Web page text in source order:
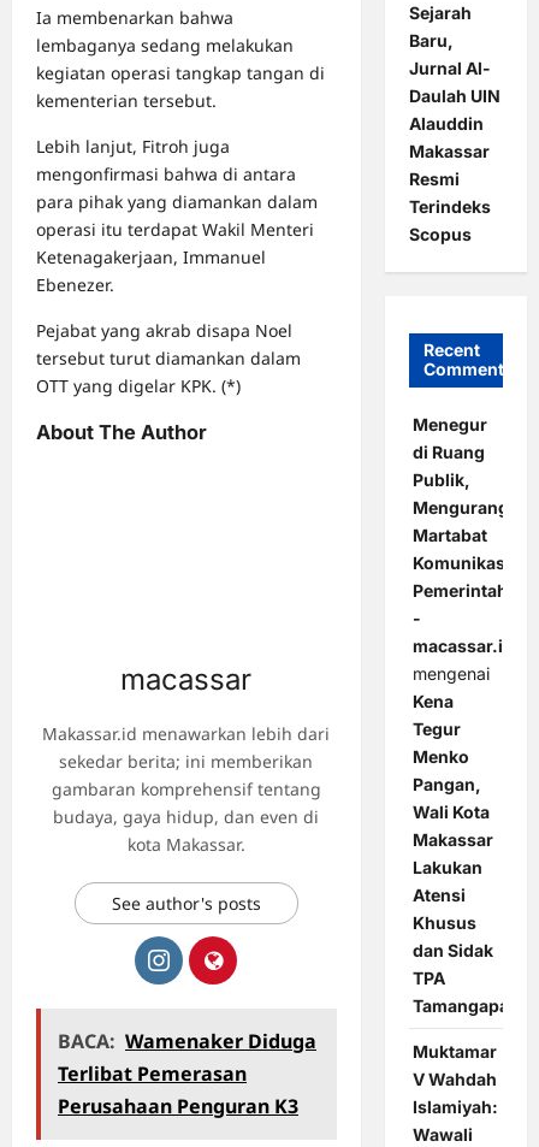
Ia membenarkan bahwa
lembaganya sedang melakukan
kegiatan operasi tangkap tangan di
kementerian tersebut.
Lebih lanjut, Fitroh juga
mengonfirmasi bahwa di antara
para pihak yang diamankan dalam
operasi itu terdapat Wakil Menteri
Ketenagakerjaan, Immanuel
Ebenezer.
Pejabat yang akrab disapa Noel
tersebut turut diamankan dalam
OTT yang digelar KPK. (*)
About The Author
macassar
Makassar.id menawarkan lebih dari
sekedar berita; ini memberikan
gambaran komprehensif tentang
budaya, gaya hidup, dan even di
kota Makassar.
See author's posts
BACA: Wamenaker Diduga
Terlibat Pemerasan
Perusahaan Penguran K3
Sejarah
Baru,
Jurnal Al-
Daulah UIN
Alauddin
Makassar
Resmi
Terindeks
Scopus
Recent
Comments
Menegur
di Ruang
Publik,
Mengurangi
Martabat
Komunikasi
Pemerintahan
-
macassar.id
mengenai
Kena
Tegur
Menko
Pangan,
Wali Kota
Makassar
Lakukan
Atensi
Khusus
dan Sidak
TPA
Tamangapa
Muktamar
V Wahdah
Islamiyah:
Wawali